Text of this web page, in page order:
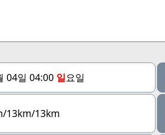
04일 04:00 일요일
13km/13km